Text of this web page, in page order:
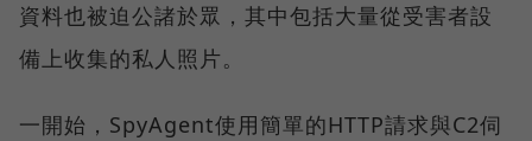
資料也被迫公諸於眾，其中包括大量從受害者設
備上收集的私人照片。
一開始，SpyAgent使用簡單的HTTP請求與C2伺